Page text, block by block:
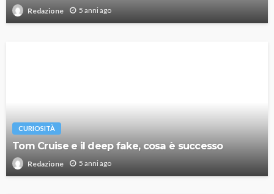
Redazione 5 anni ago
CURIOSITÀ
Tom Cruise e il deep fake, cosa è successo
Redazione 5 anni ago